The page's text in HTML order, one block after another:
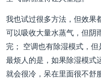
我也试过很多方法，但效果
可以吸收大量水蒸气，但阴
完； 空调也有除湿模式，但
最烦人的是，如果除湿模式
就会很冷，呆在里面很不舒